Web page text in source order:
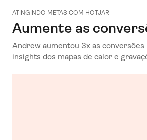
ATINGINDO METAS COM HOTJAR
Aumente as
Andrew aumentou 3x as conversões
insights dos mapas de calor e